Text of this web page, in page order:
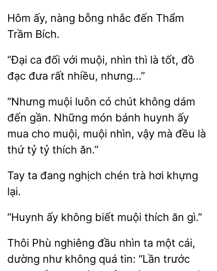
Hôm
nhắc đến Thẩm
Trầm Bích.
“Đại ca đối với muội, nhìn
là tốt, đồ
đạc
nhiều, nhưng…”
“Nhưng muội luôn có chút không dám
đến gần. Những
huynh ấy
mua cho muội,
nhìn, vậy mà đều là
thứ tỷ tỷ thích ăn.”
đang nghịch chén trà hơi khựng
“Huynh ấy muội ăn gì.”
Thôi Phù nghiêng đầu nhìn ta một
như không quá tin: “Lần trước